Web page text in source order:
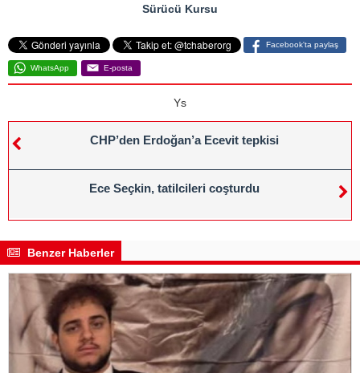
Sürücü Kursu
Facebook'ta paylaş
WhatsApp E-posta
Ys
CHP’den Erdoğan’a Ecevit tepkisi
Ece Seçkin, tatilcileri coşturdu
Benzer Haberler